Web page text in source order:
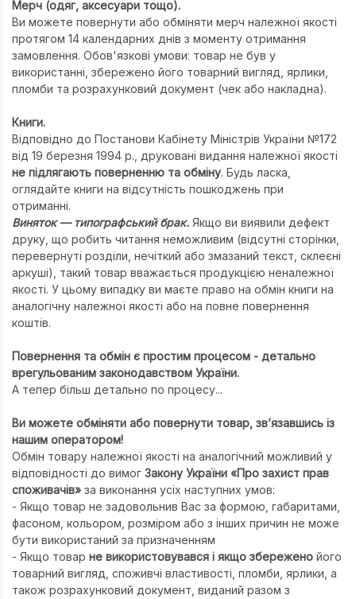
Географія
Геологія
Дитяча
Журналістика
Іноземні мови
Інформаційні
Історія
Кібернетика
Мехмат
Міжнародні
Підручники
Радіофізика
Соціологія
Фізика
Філологія
Психології
РЕКС
УДО
Хімічний
ДЛЯ ВСІХ
Уся атрибутика
Мерч (одяг, аксесуари тощо).
Ви можете повернути або обміняти мерч належної якості
протягом 14 календарних днів з моменту отримання
замовлення. Обов'язкові умови: товар не був у
використанні, збережено його товарний вигляд, ярлики,
пломби та розрахунковий документ (чек або накладна).
Книги.
Відповідно до Постанови Кабінету Міністрів України №172
від 19 березня 1994 р., друковані видання належної якості
не підлягають поверненню та обміну. Будь ласка,
оглядайте книги на відсутність пошкоджень при
отриманні.
Виняток — типографський брак. Якщо ви виявили дефект
друку, що робить читання неможливим (відсутні сторінки,
перевернуті розділи, нечіткий або змазаний текст, склеєні
аркуші), такий товар вважається продукцією неналежної
якості. У цьому випадку ви маєте право на обмін книги на
аналогічну належної якості або на повне повернення
коштів.
Повернення та обмін є простим процесом - детально
врегульованим законодавством України.
А тепер більш детально по процесу...
Ви можете обміняти або повернути товар, зв’язавшись із
нашим оператором!
Обмін товару належної якості на аналогічний можливий у
відповідності до вимог Закону України «Про захист прав
споживачів» за виконання усіх наступних умов:
- Якщо товар не задовольнив Вас за формою, габаритами,
фасоном, кольором, розміром або з інших причин не може
бути використаний за призначенням
- Якщо товар не використовувався і якщо збережено його
товарний вигляд, споживчі властивості, пломби, ярлики, а
також розрахунковий документ, виданий разом з